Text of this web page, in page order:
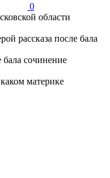
0
области
рассказа после бала
бала сочинение
материке